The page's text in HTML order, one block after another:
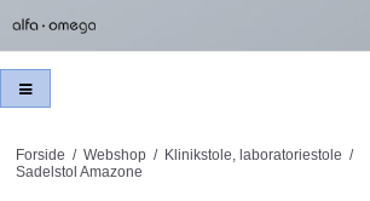
Forside / Webshop / Klinikstole, laboratoriestole /
Sadelstol Amazone